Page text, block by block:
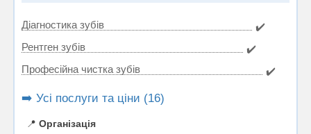
Діагностика зубів
✔️
Рентген зубів
✔️
Професійна чистка зубів
✔️
➡️ Усі послуги та ціни (16)
📍 Організація